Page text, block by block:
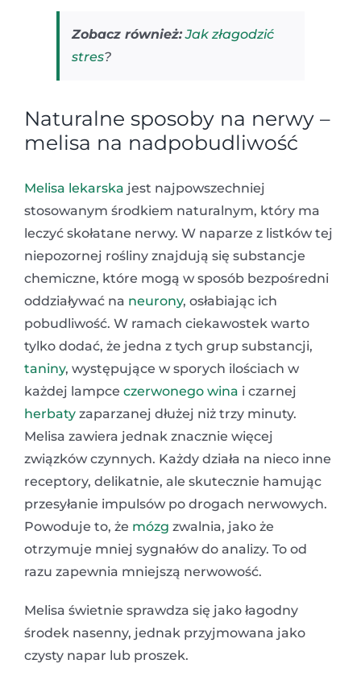
Zobacz również: Jak złagodzić
stres?
Naturalne sposoby na nerwy –
melisa na nadpobudliwość
Melisa lekarska jest najpowszechniej
stosowanym środkiem naturalnym, który ma
leczyć skołatane nerwy. W naparze z listków tej
niepozornej rośliny znajdują się substancje
chemiczne, które mogą w sposób bezpośredni
oddziaływać na neurony, osłabiając ich
pobudliwość. W ramach ciekawostek warto
tylko dodać, że jedna z tych grup substancji,
taniny, występujące w sporych ilościach w
każdej lampce czerwonego wina i czarnej
herbaty zaparzanej dłużej niż trzy minuty.
Melisa zawiera jednak znacznie więcej
związków czynnych. Każdy działa na nieco inne
receptory, delikatnie, ale skutecznie hamując
przesyłanie impulsów po drogach nerwowych.
Powoduje to, że mózg zwalnia, jako że
otrzymuje mniej sygnałów do analizy. To od
razu zapewnia mniejszą nerwowość.
Melisa świetnie sprawdza się jako łagodny
środek nasenny, jednak przyjmowana jako
czysty napar lub proszek.